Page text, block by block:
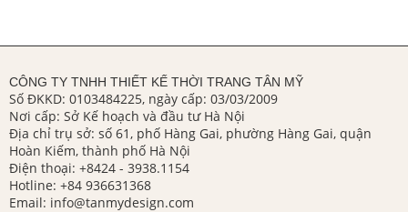
CÔNG TY TNHH THIẾT KẾ THỜI TRANG TÂN MỸ
Số ĐKKD: 0103484225, ngày cấp: 03/03/2009
Nơi cấp: Sở Kế hoạch và đầu tư Hà Nội
Địa chỉ trụ sở: số 61, phố Hàng Gai, phường Hàng Gai, quận
Hoàn Kiếm, thành phố Hà Nội
Điện thoại: +8424 - 3938.1154
Hotline: +84 936631368
Email: info@tanmydesign.com